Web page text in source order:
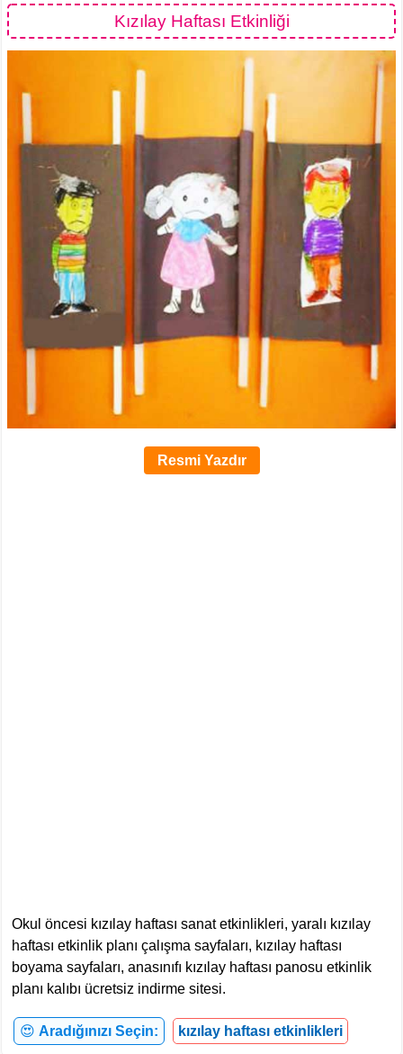
Kızılay Haftası Etkinliği
Resmi Yazdır
Okul öncesi kızılay haftası sanat etkinlikleri, yaralı kızılay
haftası etkinlik planı çalışma sayfaları, kızılay haftası
boyama sayfaları, anasınıfı kızılay haftası panosu etkinlik
planı kalıbı ücretsiz indirme sitesi.
😍 Aradığınızı Seçin: kızılay haftası etkinlikleri